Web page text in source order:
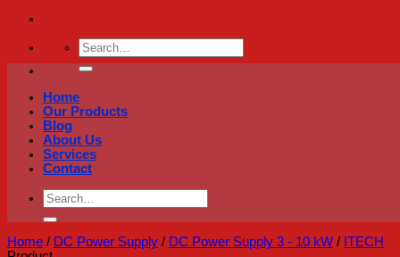
Search
for:
Home
Our Products
Blog
About Us
Services
Contact
Search
for:
Home / DC Power Supply / DC Power Supply 3 - 10 kW / ITECH